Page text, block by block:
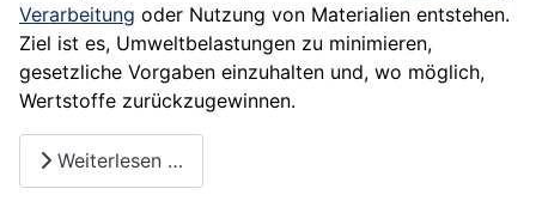
Verarbeitung oder Nutzung von Materialien entstehen.
Ziel ist es, Umweltbelastungen zu minimieren,
gesetzliche Vorgaben einzuhalten und, wo möglich,
Wertstoffe zurückzugewinnen.
Weiterlesen …